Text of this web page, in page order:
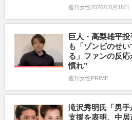
週刊女性2026年8月18日
巨人・高梨雄平
も「ゾンビのせ
る」ファンの反
慣れ”
週刊女性PRIME
滝沢秀明氏「男
支援を表明、中